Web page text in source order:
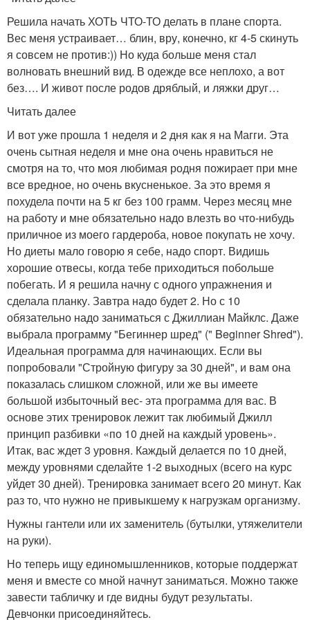
Решила начать ХОТЬ ЧТО-ТО делать в плане спорта.
Вес меня устраивает… блин, вру, конечно, кг 4-5 скинуть
я совсем не против:)) Но куда больше меня стал
волновать внешний вид. В одежде все неплохо, а вот
без…. И живот после родов дряблый, и ляжки друг…
Читать далее
И вот уже прошла 1 неделя и 2 дня как я на Магги. Эта
очень сытная неделя и мне она очень нравиться не
смотря на то, что моя любимая родня пожирает при мне
все вредное, но очень вкусненькое. За это время я
похудела почти на 5 кг без 100 грамм. Через месяц мне
на работу и мне обязательно надо влезть во что-нибудь
приличное из моего гардероба, новое покупать не хочу.
Но диеты мало говорю я себе, надо спорт. Видишь
хорошие отвесы, когда тебе приходиться побольше
побегать. И я решила начну с одного упражнения и
сделала планку. Завтра надо будет 2. Но с 10
обязательно надо заниматься с Джиллиан Майклс. Даже
выбрала программу "Бегиннер шред" (" Beginner Shred").
Идеальная программа для начинающих. Если вы
попробовали "Стройную фигуру за 30 дней", и вам она
показалась слишком сложной, или же вы имеете
большой избыточный вес- эта программа для вас. В
основе этих тренировок лежит так любимый Джилл
принцип разбивки «по 10 дней на каждый уровень».
Итак, вас ждет 3 уровня. Каждый делается по 10 дней,
между уровнями сделайте 1-2 выходных (всего на курс
уйдет 30 дней). Тренировка занимает всего 20 минут. Как
раз то, что нужно не привыкшему к нагрузкам организму.
Нужны гантели или их заменитель (бутылки, утяжелители
на руки).
Но теперь ищу единомышленников, которые поддержат
меня и вместе со мной начнут заниматься. Можно также
завести табличку и где видны будут результаты.
Девчонки присоединяйтесь.